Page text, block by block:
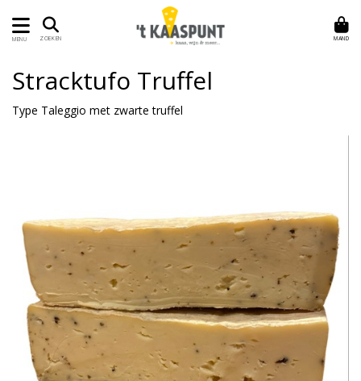
MENU ZOEKEN MAND
Stracktufo Truffel
Type Taleggio met zwarte truffel